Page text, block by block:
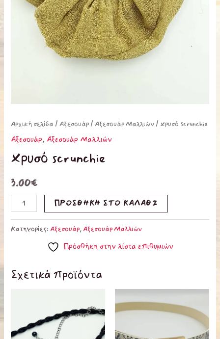
Αρχική σελίδα /Αξεσουάρ/Αξεσουάρ Μαλλιών/ Χρυσό scrunchie
Αξεσουάρ, Αξεσουάρ Μαλλιών
Χρυσό scrunchie
3.00€
ΠΡΟΣΘΉΚΗ ΣΤΟ ΚΑΛΆΘΙ
Κατηγορίες: Αξεσουάρ,Αξεσουάρ Μαλλιών
Πρόσθήκη στην λίστα επιθυμιών
Σχετικά προϊόντα